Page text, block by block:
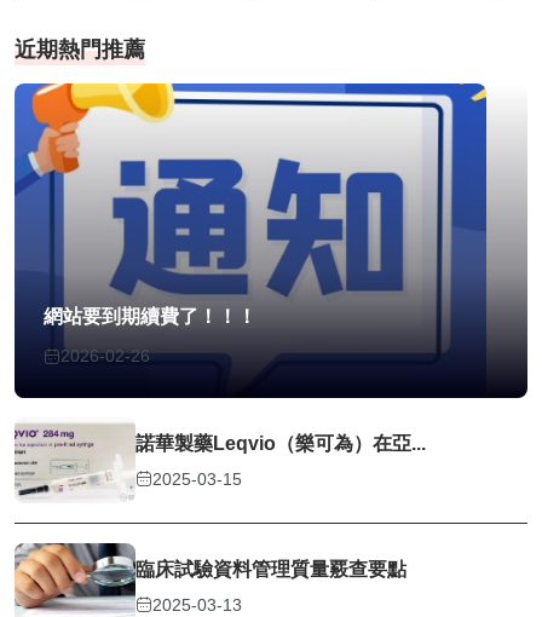
近期熱門推薦
網站要到期續費了！！！
2026-02-26
諾華製藥Leqvio（樂可為）在亞...
2025-03-15
臨床試驗資料管理質量覈查要點
2025-03-13